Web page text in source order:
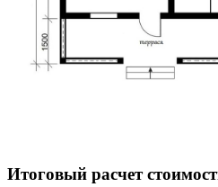
Итоговый расчет